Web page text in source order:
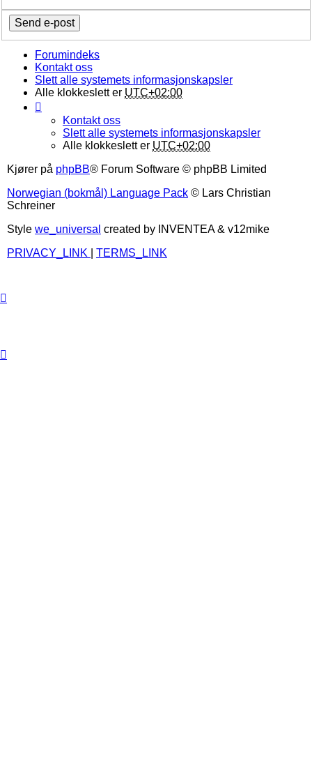
Forumindeks
Kontakt oss
Slett alle systemets informasjonskapsler
Alle klokkeslett er UTC+02:00
Kontakt oss
Slett alle systemets informasjonskapsler
Alle klokkeslett er UTC+02:00
Kjører på phpBB® Forum Software © phpBB Limited
Norwegian (bokmål) Language Pack © Lars Christian
Schreiner
Style we_universal created by INVENTEA & v12mike
PRIVACY_LINK
TERMS_LINK